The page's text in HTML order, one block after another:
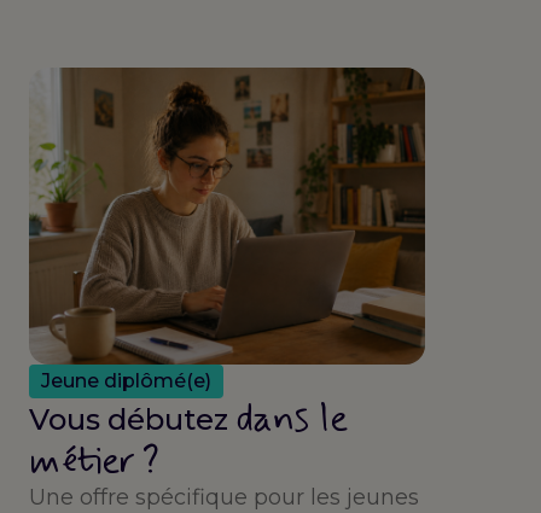
Jeune diplômé(e)
Vous débutez dans le
métier ?
Une offre spécifique pour les jeunes